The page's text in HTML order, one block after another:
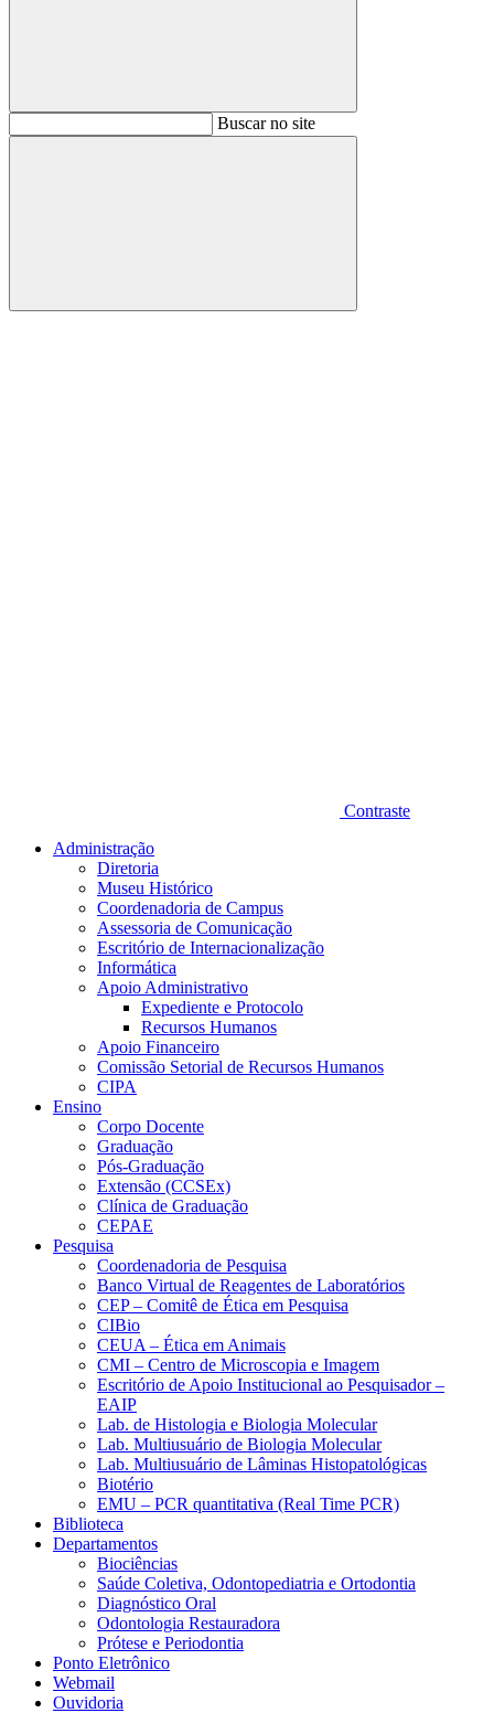
BuscarBuscar no site
Buscar
Contraste
Administração
Diretoria
Museu Histórico
Coordenadoria de Campus
Assessoria de Comunicação
Escritório de Internacionalização
Informática
Apoio Administrativo
Expediente e Protocolo
Recursos Humanos
Apoio Financeiro
Comissão Setorial de Recursos Humanos
CIPA
Ensino
Corpo Docente
Graduação
Pós-Graduação
Extensão (CCSEx)
Clínica de Graduação
CEPAE
Pesquisa
Coordenadoria de Pesquisa
Banco Virtual de Reagentes de Laboratórios
CEP – Comitê de Ética em Pesquisa
CIBio
CEUA – Ética em Animais
CMI – Centro de Microscopia e Imagem
Escritório de Apoio Institucional ao Pesquisador –
EAIP
Lab. de Histologia e Biologia Molecular
Lab. Multiusuário de Biologia Molecular
Lab. Multiusuário de Lâminas Histopatológicas
Biotério
EMU – PCR quantitativa (Real Time PCR)
Biblioteca
Departamentos
Biociências
Saúde Coletiva, Odontopediatria e Ortodontia
Diagnóstico Oral
Odontologia Restauradora
Prótese e Periodontia
Ponto Eletrônico
Webmail
Ouvidoria